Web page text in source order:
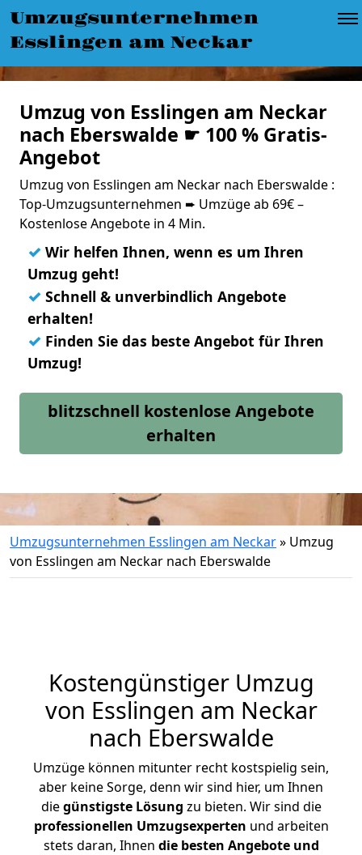
Umzugsunternehmen
Esslingen am Neckar
Umzug von Esslingen am Neckar
nach Eberswalde ☛ 100 % Gratis-
Angebot
Umzug von Esslingen am Neckar nach Eberswalde :
Top-Umzugsunternehmen ➨ Umzüge ab 69€ –
Kostenlose Angebote in 4 Min.
✓ Wir helfen Ihnen, wenn es um Ihren
Umzug geht!
✓ Schnell & unverbindlich Angebote
erhalten!
✓ Finden Sie das beste Angebot für Ihren
Umzug!
blitzschnell kostenlose Angebote
erhalten
Umzugsunternehmen Esslingen am Neckar» Umzug
von Esslingen am Neckar nach Eberswalde
Kostengünstiger Umzug
von Esslingen am Neckar
nach Eberswalde
Umzüge können mitunter recht kostspielig sein,
aber keine Sorge, denn wir sind hier, um Ihnen
diegünstigste Lösung zu bieten. Wir sind die
professionellen Umzugsexperten und arbeiten
stets daran, Ihnen die besten Angebote und